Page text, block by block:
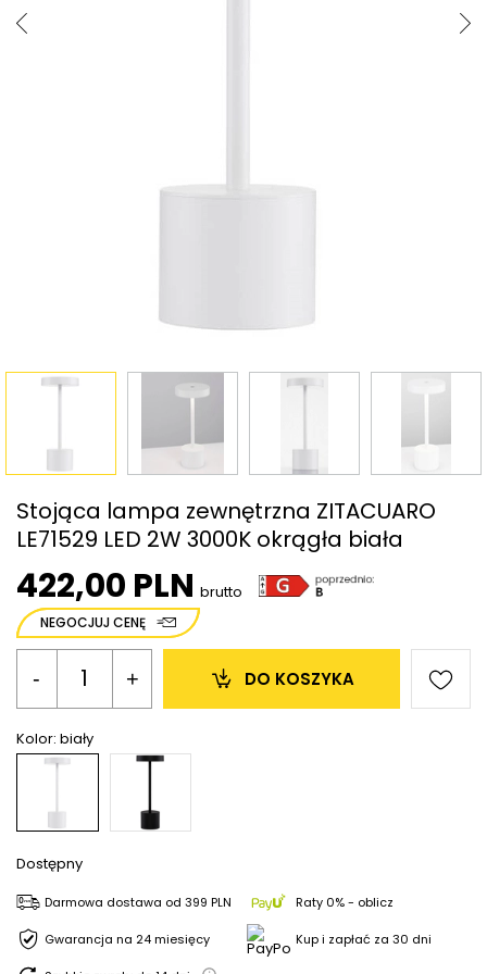
Stojąca lampa zewnętrzna ZITACUARO
LE71529 LED 2W 3000K okrągła biała
422,00 PLN brutto
NEGOCJUJ CENĘ
Kolor: biały
- + DO KOSZYKA
Dostępny
Darmowa dostawa od 399 PLN Raty 0% - oblicz
Gwarancja na 24 miesięcy Kup i zapłać za 30 dni